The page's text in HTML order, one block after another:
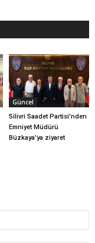
Güncel
Silivri Saadet Partisi'nden
Emniyet Müdürü
Büzkaya'ya ziyaret